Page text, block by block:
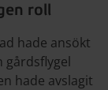
roll
hade ansökt
gårdsflygel
hade avslagit